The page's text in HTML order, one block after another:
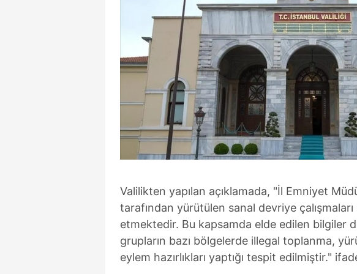
Valilikten yapılan açıklamada, "İl Emniyet
tarafından yürütülen sanal devriye çalışmaları
etmektedir. Bu kapsamda elde edilen bilgiler
grupların bazı bölgelerde illegal toplanma,
eylem hazırlıkları yaptığı tespit edilmiştir."